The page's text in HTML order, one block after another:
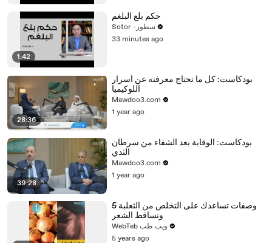
1:42
حكم بلع البلغم
Sotor -سطور
33 minutes ago
28:36
بودكاست: كل ما تحتاج معرفته عن أسرار
اللوكيميا
Mawdoo3.com
1 year ago
39:28
بودكاست: الوقاية بعد الشفاء من سرطان
الثدي
Mawdoo3.com
1 year ago
5 وصفات تساعدك على التخلص من الثعلبة
وتساقط الشعر
WebTeb ويب طب
5 years ago